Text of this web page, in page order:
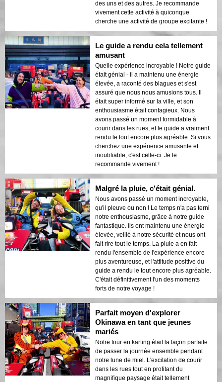
des uns et des autres. Je recommande
vivement cette activité à quiconque
cherche une activité de groupe excitante !
Le guide a rendu cela tellement
amusant
Quelle expérience incroyable ! Notre guide
était génial - il a maintenu une énergie
élevée, a raconté des blagues et s'est
assuré que nous nous amusions tous. Il
était super informé sur la ville, et son
enthousiasme était contagieux. Nous
avons passé un moment formidable à
courir dans les rues, et le guide a vraiment
rendu le tout encore plus agréable. Si vous
cherchez une expérience amusante et
inoubliable, c'est celle-ci. Je le
recommande vivement !
Malgré la pluie, c'était génial.
Nous avons passé un moment incroyable,
qu'il pleuve ou non ! Le temps n'a pas terni
notre enthousiasme, grâce à notre guide
fantastique. Ils ont maintenu une énergie
élevée, veillé à notre sécurité et nous ont
fait rire tout le temps. La pluie a en fait
rendu l'ensemble de l'expérience encore
plus aventureuse, et l'attitude positive du
guide a rendu le tout encore plus agréable.
C'était définitivement l'un des moments
forts de notre voyage !
Parfait moyen d'explorer
Okinawa en tant que jeunes
mariés
Notre tour en karting était la façon parfaite
de passer la journée ensemble pendant
notre lune de miel. L'excitation de courir
dans les rues tout en profitant du
magnifique paysage était tellement